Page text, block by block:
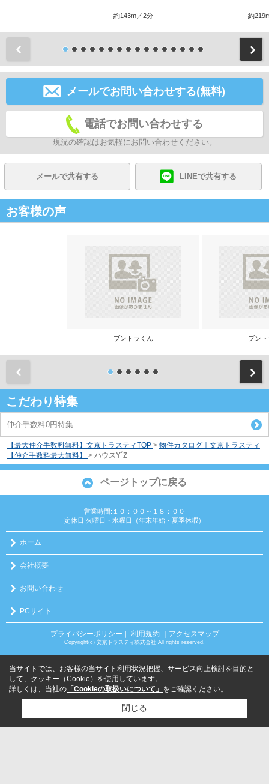
約143m／2分 約
メールでお問い合わせする(無料)
電話でお問い合わせする
現況の確認はお気軽にお問い合わせください。
メールで共有する LINEで共有する
お客様の声
ブントラくん ブン
こだわり特集
仲介手数料0円特集
【最大仲介手数料無料】文京トラスティTOP > 物件カタログ｜文京トラスティ
【仲介手数料最大無料】
> ハウスY´Z
ページトップに戻る
営業時間:１０：００～１８：００
定休日:火曜日・水曜日（年末年始・夏季休暇）
ホーム
会社概要
お問い合わせ
PCサイト
プライバシーポリシー 利用規約 ｜アクセスマップ
Copyright(c) 文京トラスティ株式会社 All rights reserved.
当サイトでは、お客様の当サイト利用状況把握、サービス向上検討を目的と
して、クッキー（Cookie）を使用しています。
詳しくは、当社の 「Cookieの取扱いについて」 をご確認ください。
閉じる